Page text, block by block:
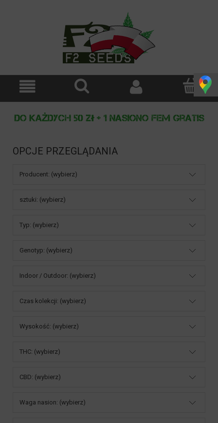
OPCJE PRZEGLĄDANIA
Producent: (wybierz)
sztuki: (wybierz)
Typ: (wybierz)
Genotyp: (wybierz)
Indoor / Outdoor: (wybierz)
Czas kolekcji: (wybierz)
Wysokość: (wybierz)
THC: (wybierz)
CBD: (wybierz)
Waga nasion: (wybierz)